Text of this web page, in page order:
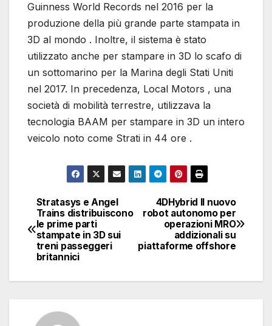
Guinness World Records nel 2016 per la
produzione della più grande parte stampata in
3D al mondo . Inoltre, il sistema è stato
utilizzato anche per stampare in 3D lo scafo di
un sottomarino per la Marina degli Stati Uniti
nel 2017. In precedenza, Local Motors , una
società di mobilità terrestre, utilizzava la
tecnologia BAAM per stampare in 3D un intero
veicolo noto come Strati in 44 ore .
Navigazione
articoli
4DHybrid Il nuovo
robot autonomo per
operazioni MRO
addizionali su
piattaforme offshore
Stratasys e Angel
Trains distribuiscono
le prime parti
stampate in 3D sui
treni passeggeri
britannici